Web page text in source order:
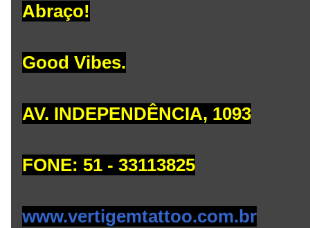
Abraço!
Good Vibes.
AV. INDEPENDÊNCIA, 1093
FONE: 51 - 33113825
www.vertigemtattoo.com.br